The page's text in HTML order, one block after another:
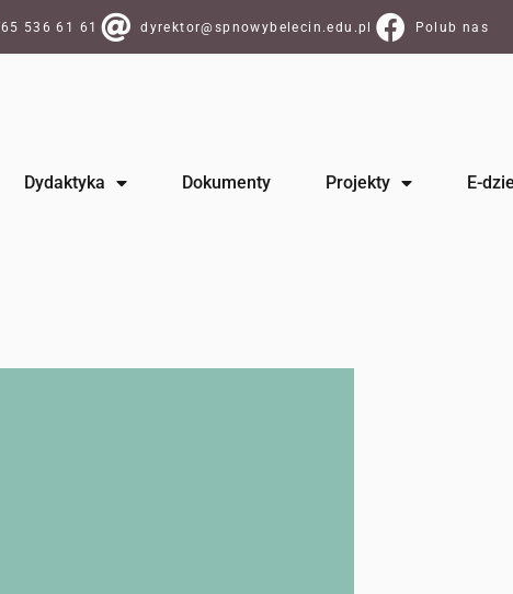
65 536 61 61 dyrektor@spnowybelecin.edu.pl Polub nas
Dydaktyka Dokumenty Projekty E-